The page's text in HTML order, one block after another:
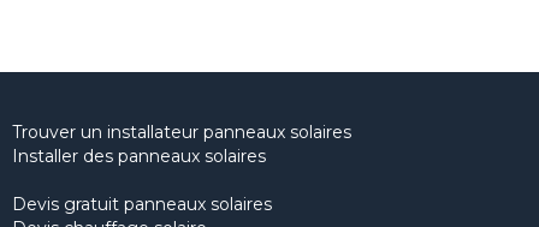
Trouver un installateur panneaux solaires
Installer des panneaux solaires
Devis gratuit panneaux solaires